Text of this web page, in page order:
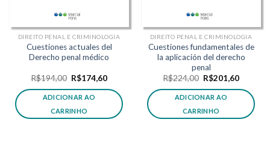
DIREITO PENAL E CRIMINOLOGIA
Cuestiones actuales del
Derecho penal médico
R$194,00 O
original
era:
R$194,00.
R$174,60O
atual
R$174,60.
ADICIONAR AO
CARRINHO
DIREITO PENAL E CRIMINOLOGIA
Cuestiones fundamentales de
la aplicación del derecho
penal
R$224,00 O
original
era:
R$224,00.
R$201,60O
atual
ADICIONAR AO
CARRINHO